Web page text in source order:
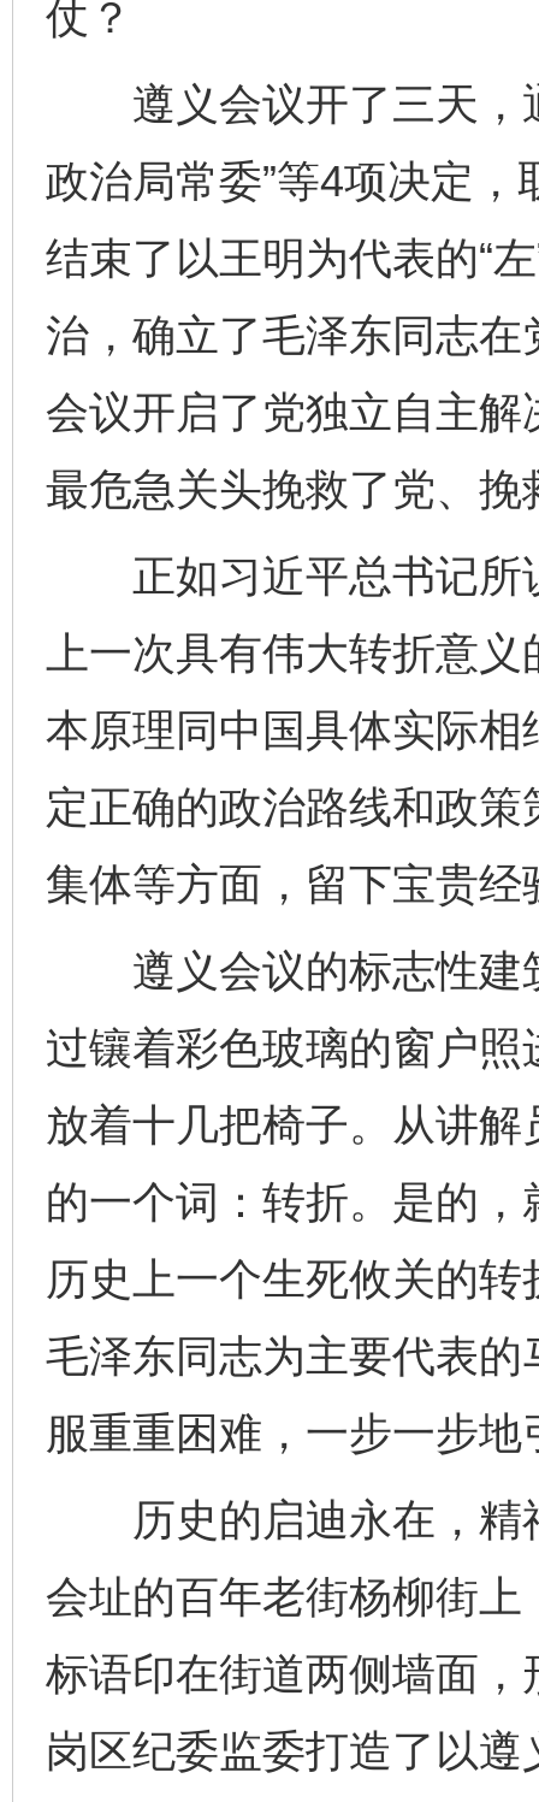
仗？
遵义会议开了三天，
政治局常委”等4项决定
结束了以王明为代表的“
治，确立了毛泽东同志
会议开启了党独立自主
最危急关头挽救了党、
正如习近平总书记所
上一次具有伟大转折意
本原理同中国具体实际
定正确的政治路线和政
集体等方面，留下宝贵经
遵义会议的标志性建
过镶着彩色玻璃的窗户
放着十几把椅子。从讲
的一个词：转折。是的
历史上一个生死攸关的
毛泽东同志为主要代表
服重重困难，一步一步
历史的启迪永在，精
会址的百年老街杨柳街
标语印在街道两侧墙面
岗区纪委监委打造了以